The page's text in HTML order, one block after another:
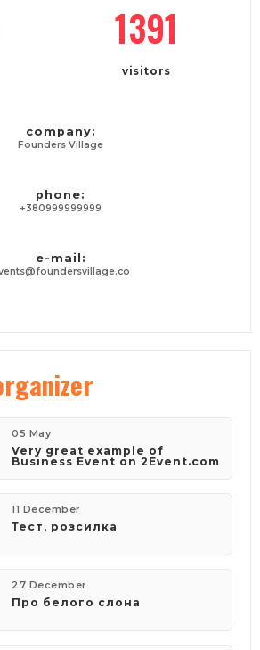
1391
visitors
company:
Founders Village
phone:
+380999999999
e-mail:
05 May
Very great example of
Business Event on 2Event.com
11 December
Тест, розсилка
27 December
Про белого слона